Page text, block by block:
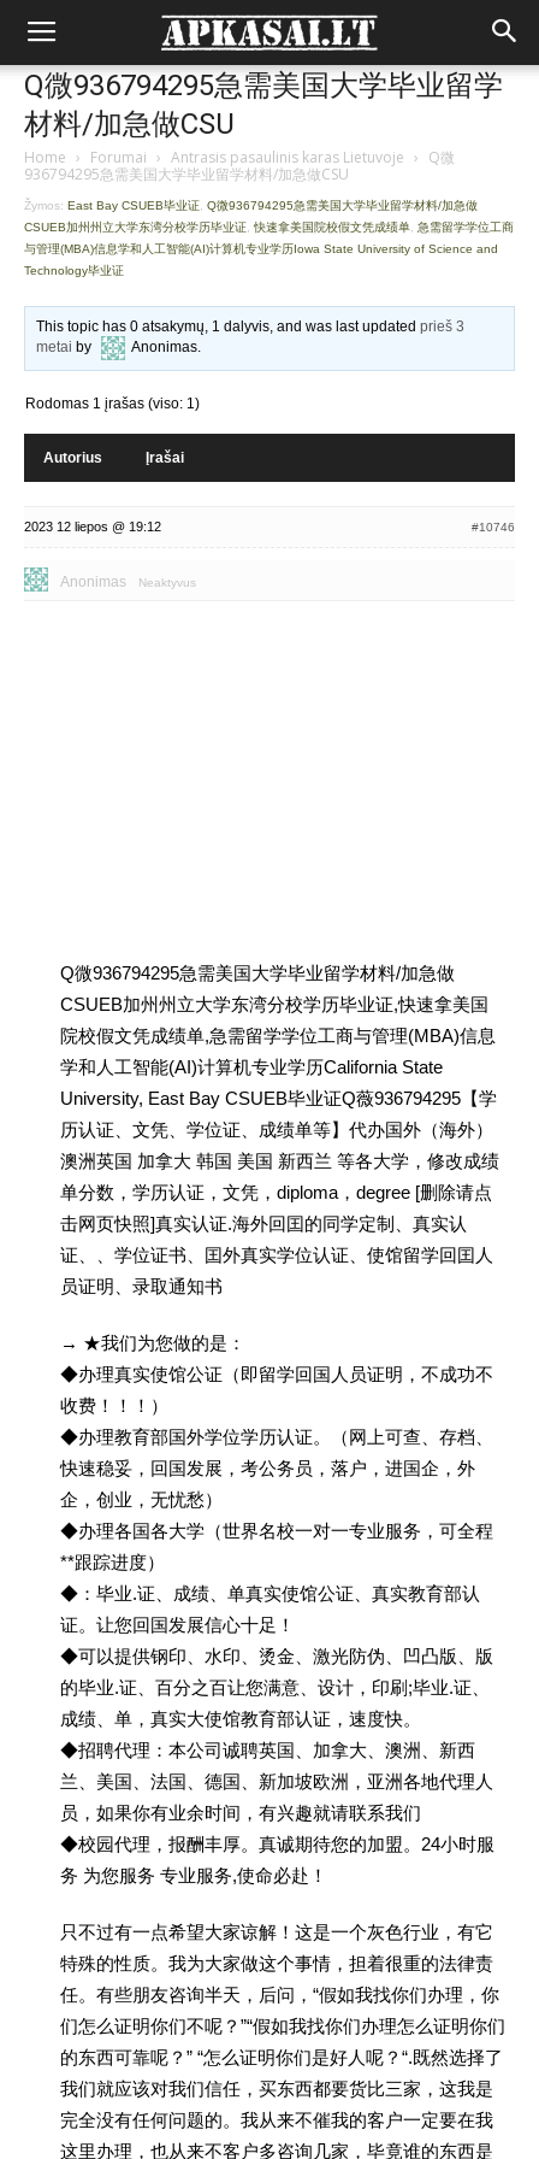
Q微936794295急需美国大学毕业留学
材料/加急做CSU
Home › Forumai › Antrasis pasaulinis karas Lietuvoje › Q微
936794295急需美国大学毕业留学材料/加急做CSU
Žymos: East Bay CSUEB毕业证 Q微936794295急需美国大学毕业留学材料/加急做
CSUEB加州州立大学东湾分校学历毕业证 快速拿美国院校假文凭成绩单 急需留学学位工商
与管理(MBA)信息学和人工智能(AI)计算机专业学历Iowa State University of Science and
Technology毕业证
This topic has 0 atsakymų, 1 dalyvis, and was last updatedprieš 3
metai by Anonimas.
Rodomas 1 įrašas (viso: 1)
Autorius Įrašai
2023 12 liepos @ 19:12 #10746
Anonimas Neaktyvus
Q微936794295急需美国大学毕业留学材料/加急做
CSUEB加州州立大学东湾分校学历毕业证,快速拿美国
院校假文凭成绩单,急需留学学位工商与管理(MBA)信息
学和人工智能(AI)计算机专业学历California State
University, East Bay CSUEB毕业证Q薇936794295【学
历认证、文凭、学位证、成绩单等】代办国外（海外）
澳洲英国 加拿大 韩国 美国 新西兰 等各大学，修改成绩
单分数，学历认证，文凭，diploma，degree [删除请点
击网页快照]真实认证.海外回囯的同学定制、真实认
证、、学位证书、囯外真实学位认证、使馆留学回囯人
员证明、录取通知书
→ ★我们为您做的是：
◆办理真实使馆公证（即留学回国人员证明，不成功不
收费！！！）
◆办理教育部国外学位学历认证。（网上可查、存档、
快速稳妥，回国发展，考公务员，落户，进国企，外
企，创业，无忧愁）
◆办理各国各大学（世界名校一对一专业服务，可全程
**跟踪进度）
◆：毕业.证、成绩、单真实使馆公证、真实教育部认
证。让您回国发展信心十足！
◆可以提供钢印、水印、烫金、激光防伪、凹凸版、版
的毕业.证、百分之百让您满意、设计，印刷;毕业.证、
成绩、单，真实大使馆教育部认证，速度快。
◆招聘代理：本公司诚聘英国、加拿大、澳洲、新西
兰、美国、法国、德国、新加坡欧洲，亚洲各地代理人
员，如果你有业余时间，有兴趣就请联系我们
◆校园代理，报酬丰厚。真诚期待您的加盟。24小时服
务 为您服务 专业服务,使命必赴！
只不过有一点希望大家谅解！这是一个灰色行业，有它
特殊的性质。我为大家做这个事情，担着很重的法律责
任。有些朋友咨询半天，后问，“假如我找你们办理，你
们怎么证明你们不呢？”“假如我找你们办理怎么证明你们
的东西可靠呢？” “怎么证明你们是好人呢？“.既然选择了
我们就应该对我们信任，买东西都要货比三家，这我是
完全没有任何问题的。我从来不催我的客户一定要在我
这里办理，也从来不客户多咨询几家，毕竟谁的东西是